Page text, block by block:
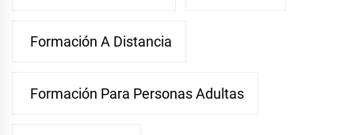
Formación A Distancia
Formación Para Personas Adultas